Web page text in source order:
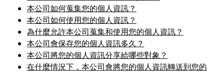
本公司如何蒐集您的個人資訊？
本公司如何使用您的個人資訊？
為什麼允許本公司蒐集和使用您的個人資訊？
本公司會保存您的個人資訊多久？
本公司將您的個人資訊分享給哪些對象？
在什麼情況下，本公司會將您的個人資訊轉送到您的